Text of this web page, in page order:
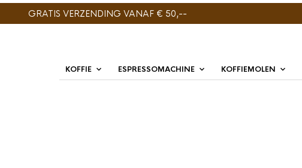
GRATIS VERZENDING VANAF € 50,--
KOFFIE ESPRESSOMACHINE KOFFIEMOLEN